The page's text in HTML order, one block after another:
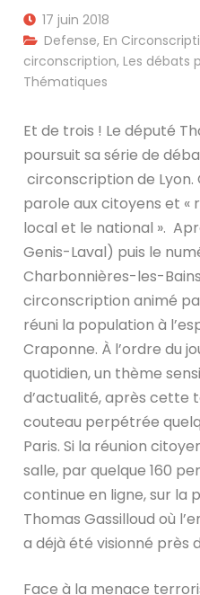
17 juin 2018
Defense,En
circonscription,Les débats
Thématiques
Et de trois ! Le député
poursuit sa série de
circonscription de Lyon.
parole aux citoyens et
local et le national ».
Genis-Laval) puis le
Charbonnières-les-
circonscription animé
réuni la population à
Craponne. À l’ordre du
quotidien, un thème
d’actualité, après cette
couteau perpétrée
Paris.Si la réunion
salle, par quelque 160
continue en ligne, sur la
Thomas Gassilloud où
a déjà été visionné près
Face à la menace